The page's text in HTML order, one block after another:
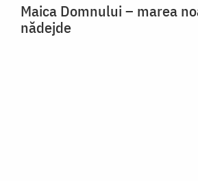
Maica Domnului – marea
nădejde